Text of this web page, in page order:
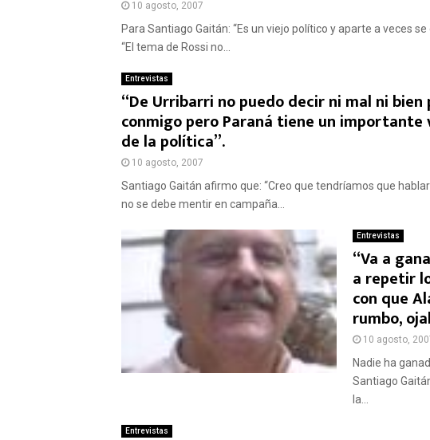
10 agosto, 2007
Para Santiago Gaitán: “Es un viejo político y aparte a veces
“El tema de Rossi no...
Entrevistas
“De Urribarri no puedo decir ni mal ni
conmigo pero Paraná tiene un
de la política”.
10 agosto, 2007
Santiago Gaitán afirmo que: “Creo que tendríamos que
no se debe mentir en campaña...
Entrevistas
“Va a
a repetir
con que
rumbo,
10 agosto,
Nadie ha
Santiago
la...
Entrevistas